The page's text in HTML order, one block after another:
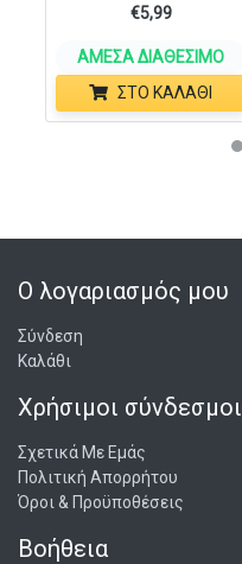
€5,99
ΆΜΕΣΑ ΔΙΑΘΈΣΙΜΟ
ΣΤΟ ΚΑΛΆΘΙ
Ο λογαριασμός μου
Σύνδεση
Καλάθι
Χρήσιμοι σύνδεσμοι
Σχετικά Με Εμάς
Πολιτική Απορρήτου
Όροι & Προϋποθέσεις
Βοήθεια